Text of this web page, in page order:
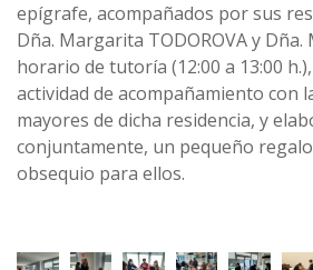
epígrafe, acompañados por sus
Dña. Margarita TODOROVA y Dña.
horario de tutoría (12:00 a 13:00
actividad de acompañamiento con
mayores de dicha residencia, y
conjuntamente, un pequeño
obsequio para ellos.